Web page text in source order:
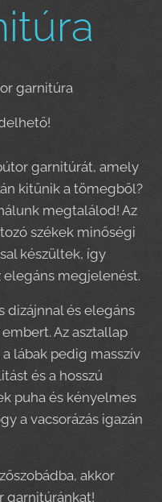
garnitúra
garnitúrát, amely
kitűnik a tömegből?
megtalálod! Az
székek minőségi
készültek, így
elegáns megjelenést.
dizájnnal és elegáns
Az asztallap
lábak pedig masszív
és a hosszú
puha és kényelmes
a vacsorázás igazán
akkor
garnitúránkat!